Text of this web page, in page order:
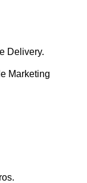
Delivery.